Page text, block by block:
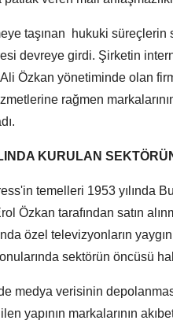
taşınan hukuki süreçlerin
devreye girdi. Şirketin
Özkan yönetiminde olan
rağmen
KURULAN
temelleri 1953 yılında
Özkan tarafından satın
özel televizyonların
sektörün öncüsü
medya verisinin
yapının markalarının